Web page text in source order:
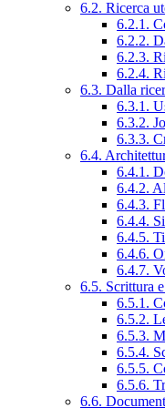
6.2. Ricerca
6.2.1.
6.2.2.
6.2.3.
6.2.4.
6.3. Dalla
6.3.1.
6.3.2.
6.3.3.
6.4.
6.4.1.
6.4.2.
6.4.3.
6.4.4.
6.4.5.
6.4.6.
6.4.7.
6.5. Scrittura
6.5.1.
6.5.2.
6.5.3.
6.5.4.
6.5.5.
6.5.6.
6.6.